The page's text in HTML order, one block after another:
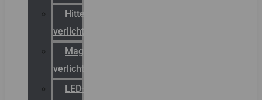
Hittebestendige
verlichting
Magazijn
verlichting
LED-